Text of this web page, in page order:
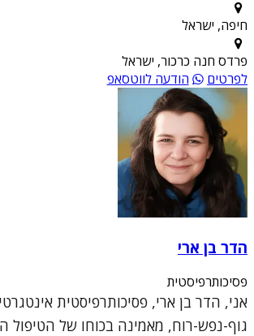
חיפה, ישראל
פרדס חנה כרכור, ישראל
לפרטים
הודעה לווטסאפ
הדר בן ארי
פסיכותרפיסטית
אני, הדר בן ארי, פסיכותרפיסטית
גוף-נפש-רוח, מאמינה בכוחו של הטיפול